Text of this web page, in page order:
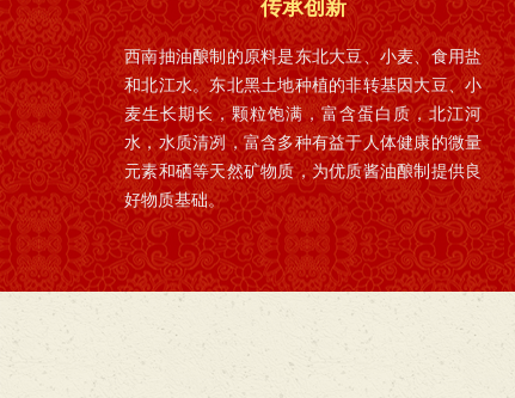
传承创新
西南抽油酿制的原料是东北大豆、小麦、食用盐
和北江水。东北黑土地种植的非转基因大豆、小
麦生长期长，颗粒饱满，富含蛋白质，北江河
水，水质清冽，富含多种有益于人体健康的微量
元素和硒等天然矿物质，为优质酱油酿制提供良
好物质基础。